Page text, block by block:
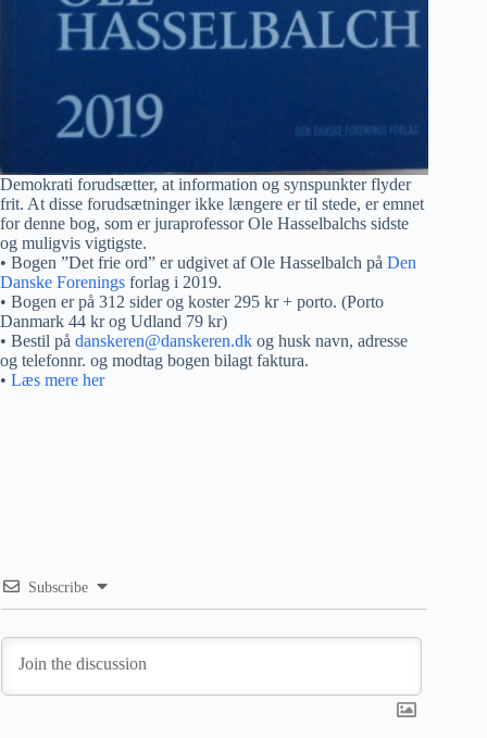
Demokrati forudsætter, at information og synspunkter flyder
frit. At disse forudsætninger ikke længere er til stede, er emnet
for denne bog, som er juraprofessor Ole Hasselbalchs sidste
og muligvis vigtigste.
• Bogen ”Det frie ord” er udgivet af Ole Hasselbalch på Den
Danske Forenings forlag i 2019.
• Bogen er på 312 sider og koster 295 kr + porto. (Porto
Danmark 44 kr og Udland 79 kr)
• Bestil på danskeren@danskeren.dk og husk navn, adresse
og telefonnr. og modtag bogen bilagt faktura.
• Læs mere her
Subscribe